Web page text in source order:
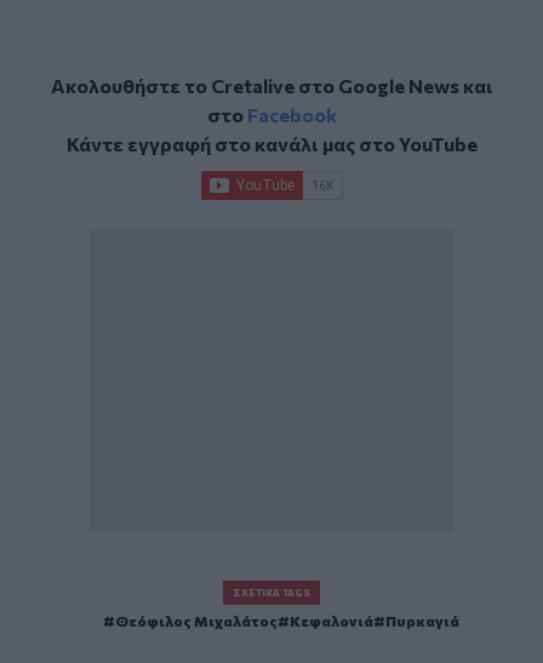
Ακολουθήστε το Cretalive στο Google Newsκαι
στο Facebook
Κάντε εγγραφή στο κανάλι μας στοYouTube
ΣΧΕΤΙΚΆ TAGS
Θεόφιλος Μιχαλάτος Κεφαλονιά Πυρκαγιά